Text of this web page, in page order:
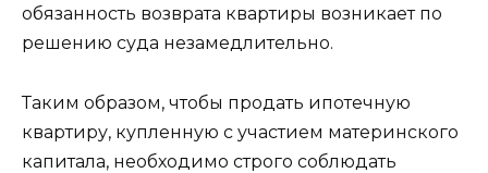
обязанность возврата квартиры возникает по
решению суда незамедлительно.
Таким образом, чтобы продать ипотечную
квартиру, купленную с участием материнского
капитала, необходимо строго соблюдать